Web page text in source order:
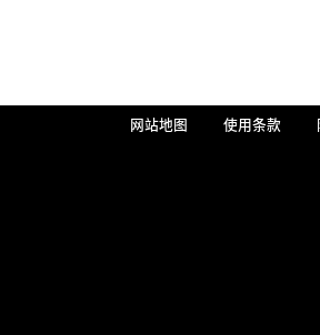
网站地图 使用条款